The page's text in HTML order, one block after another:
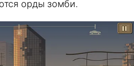
орды зомби.